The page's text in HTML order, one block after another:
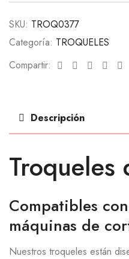
SKU: TROQ0377
Categoría: TROQUELES
Compartir:
Facebook
TwitterLinkedin
Descripción
Troqueles
Compatibles
máquinas de
Nuestros troqueles están